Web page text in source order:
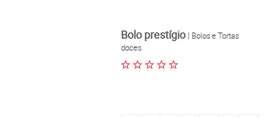
Bolo prestígio | Bolos e Tortas
doces